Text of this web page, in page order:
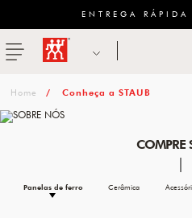
ENTREGA
menu ZWILLING
Conheça a STAUB
COMPRE
Panelas de ferro Cerâmica